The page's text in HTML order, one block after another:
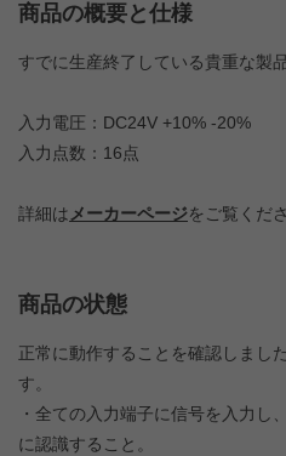
商品の概要と仕様
すでに生産終了している貴重な製品
入力電圧：DC24V +10% -20%
入力点数：16点
詳細はメーカーページをご覧くだ
商品の状態
正常に動作することを確認しまし
す。
・全ての入力端子に信号を入力し
に認識すること。